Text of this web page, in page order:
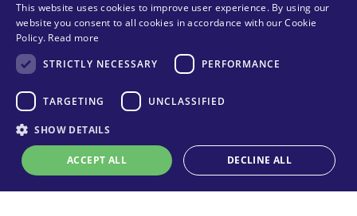
Via San Giorgio 642
52028, Terranuova Bracciolini (AR)
Italy
ติดต่อเรา
ติดต่อเรา
ช่องทางการขาย
คำถามที่พบบ่อย
ความเป็นส่วนตัว
นโยบายการใช้คุกกี้
Online technical support
ENGLISH
This website uses cookies to improve user experience. By using our
website you consent to all cookies in accordance with our Cookie
Policy. Read more
STRICTLY NECESSARY
PERFORMANCE
TARGETING UNCLASSIFIED
SHOW DETAILS
ACCEPT ALL DECLINE ALL